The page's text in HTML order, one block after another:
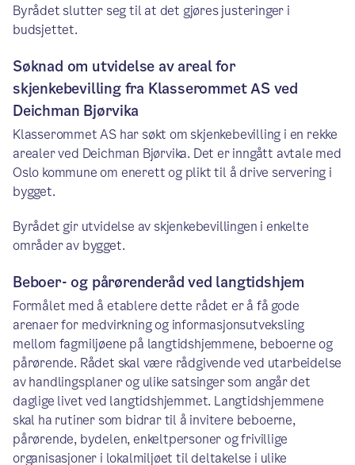
Byrådet slutter seg til at det gjøres justeringer i
budsjettet.
Søknad om utvidelse av areal for
skjenkebevilling fra Klasserommet AS ved
Deichman Bjørvika
Klasserommet AS har søkt om skjenkebevilling i en rekke
arealer ved Deichman Bjørvika. Det er inngått avtale med
Oslo kommune om enerett og plikt til å drive servering i
bygget.
Byrådet gir utvidelse av skjenkebevillingen i enkelte
områder av bygget.
Beboer- og pårørenderåd ved langtidshjem
Formålet med å etablere dette rådet er å få gode
arenaer for medvirkning og informasjonsutveksling
mellom fagmiljøene på langtidshjemmene, beboerne og
pårørende. Rådet skal være rådgivende ved utarbeidelse
av handlingsplaner og ulike satsinger som angår det
daglige livet ved langtidshjemmet. Langtidshjemmene
skal ha rutiner som bidrar til å invitere beboerne,
pårørende, bydelen, enkeltpersoner og frivillige
organisasjoner i lokalmiljøet til deltakelse i ulike